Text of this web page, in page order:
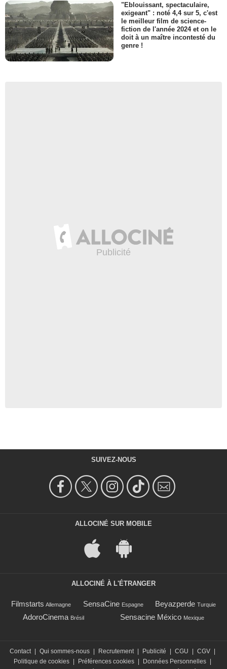
"Eblouissant, spectaculaire,
exigeant" : noté 4,4 sur 5, c'est
le meilleur film de science-
fiction de l'année 2024 et on le
doit à un maître incontesté du
genre !
SUIVEZ-NOUS
ALLOCINÉ SUR MOBILE
ALLOCINÉ À L'ÉTRANGER
Filmstarts Allemagne SensaCine Espagne Beyazperde Turquie
AdoroCinema Brésil Sensacine México Mexique
Contact Qui sommes-nous Recrutement Publicité CGU CGV
Politique de cookies
Préférences cookies Données Personnelles